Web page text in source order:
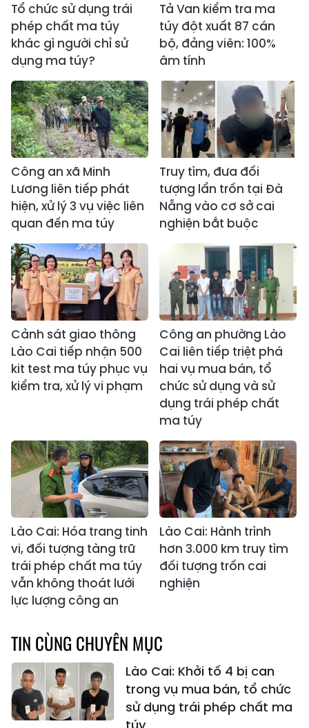
Tổ chức sử dụng trái
phép chất ma túy
khác gì người chỉ sử
dụng ma túy?
Tả Van kiểm tra ma
túy đột xuất 87 cán
bộ, đảng viên: 100%
âm tính
Công an xã Minh
Lương liên tiếp phát
hiện, xử lý 3 vụ việc liên
quan đến ma túy
Truy tìm, đưa đối
tượng lẩn trốn tại Đà
Nẵng vào cơ sở cai
nghiện bắt buộc
Cảnh sát giao thông
Lào Cai tiếp nhận 500
kit test ma túy phục vụ
kiểm tra, xử lý vi phạm
Công an phường Lào
Cai liên tiếp triệt phá
hai vụ mua bán, tổ
chức sử dụng và sử
dụng trái phép chất
ma túy
Lào Cai: Hóa trang tinh
vi, đối tượng tàng trữ
trái phép chất ma túy
vẫn không thoát lưới
lực lượng công an
Lào Cai: Hành trình
hơn 3.000 km truy tìm
đối tượng trốn cai
nghiện
TIN CÙNG CHUYÊN MỤC
Lào Cai: Khởi tố 4 bị can
trong vụ mua bán, tổ chức
sử dụng trái phép chất ma